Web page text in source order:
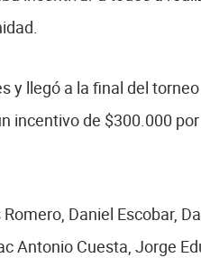
y llegó a la final del
incentivo de $300.000
Daniel Escobar,
Antonio Cuesta, Jorge